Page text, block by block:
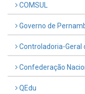
COMSUL
Governo de
Controladoria-Geral
Confederação
QEdu